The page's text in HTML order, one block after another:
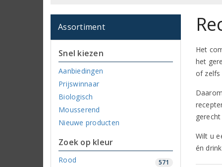
Assortiment
Snel kiezen
Aanbiedingen
Prijswinnaar
Biologisch
Mousserend
Nieuwe producten
Zoek op kleur
Rood 571
Het
het
of zelfs
Wilt u
én